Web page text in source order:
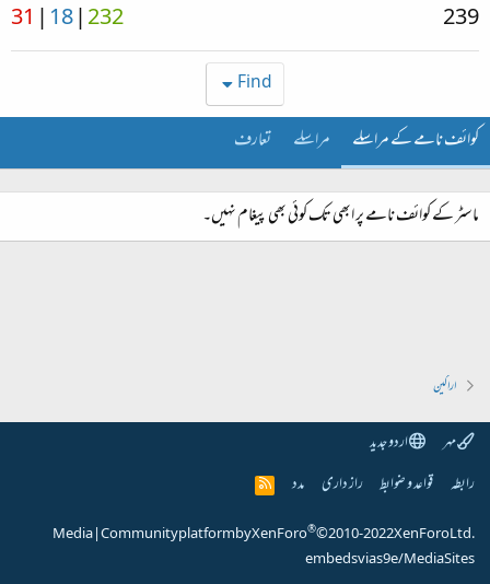
239
232
18
31
Find
کوائف نامے کے مراسلے مراسلے تعارف
ماسٹر کے کوائف نامے پر ابھی تک کوئی بھی پیغام نہیں۔
اراکین
مہر
اردو جدید
رابطہ قواعد و ضوابط راز داری مدد
R
S
Community platform by XenForo®© 2010-2022 XenForo Ltd.
|
Media
embeds via s9e/MediaSites